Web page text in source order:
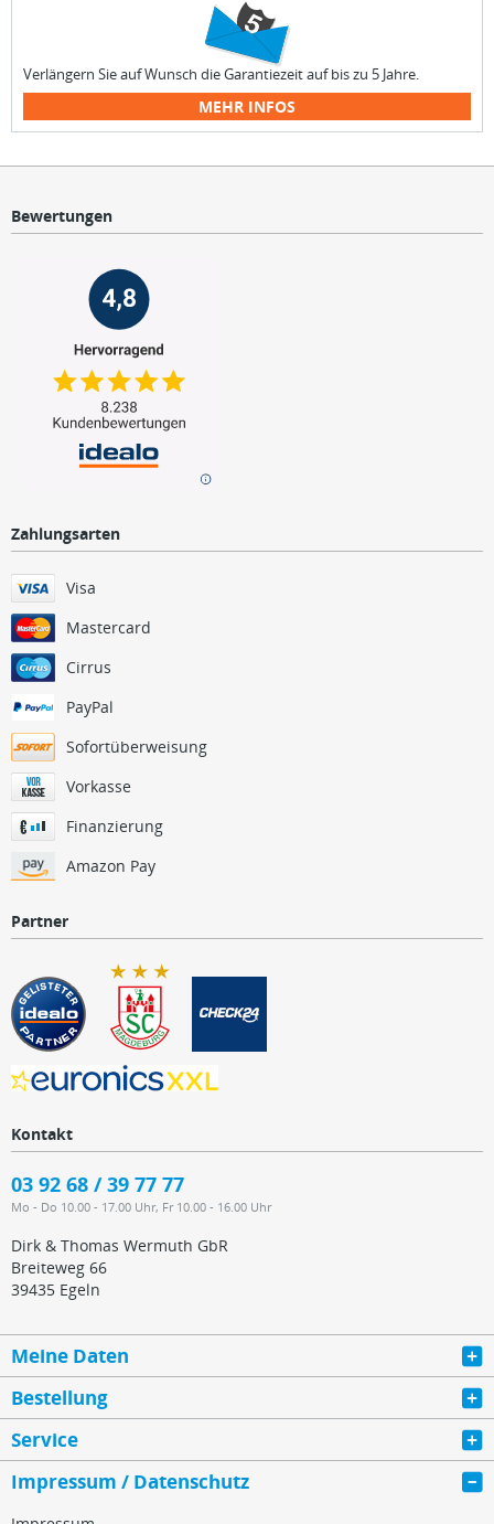
Verlängern Sie auf Wunsch die Garantiezeit auf bis zu 5 Jahre.
MEHR INFOS
Bewertungen
Zahlungsarten
Visa
Mastercard
Cirrus
PayPal
Sofortüberweisung
Vorkasse
Finanzierung
Amazon Pay
Partner
Kontakt
03 92 68 / 39 77 77
Mo - Do 10.00 - 17.00 Uhr, Fr 10.00 - 16.00 Uhr
Dirk & Thomas Wermuth GbR
Breiteweg 66
39435 Egeln
Meine Daten
Bestellung
Service
Impressum / Datenschutz